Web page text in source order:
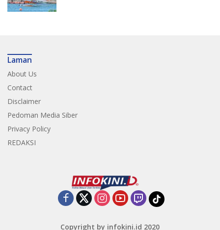
Laman
About Us
Contact
Disclaimer
Pedoman Media Siber
Privacy Policy
REDAKSI
Copyright by infokini.id 2020